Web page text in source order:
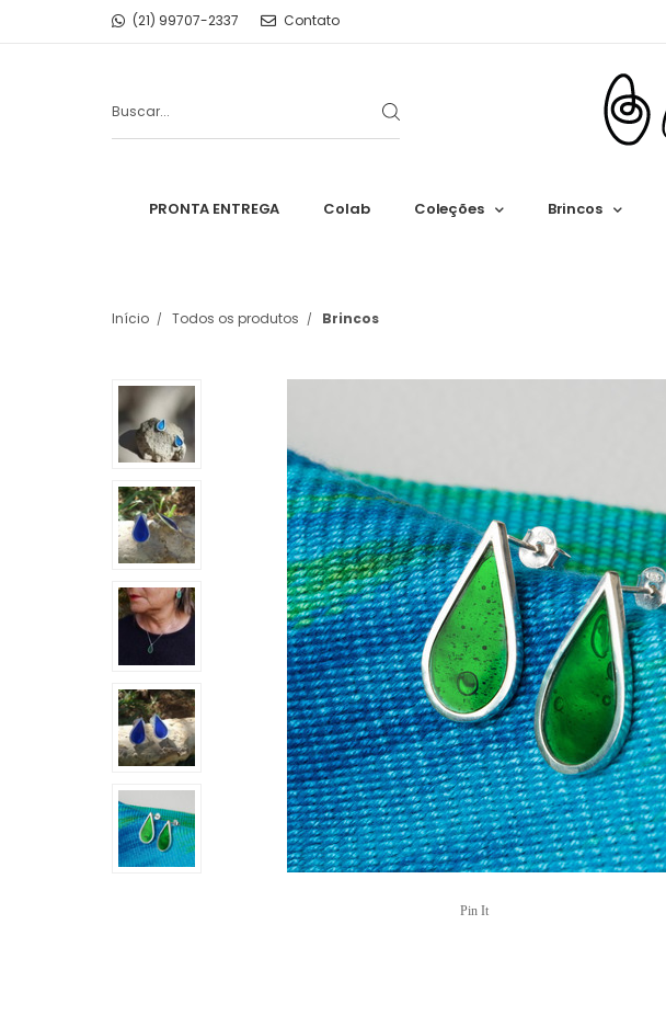
(21) 99707-2337 Contato
PRONTA ENTREGA Colab Coleções Brincos
Início Todos os produtos Brincos
Pin It